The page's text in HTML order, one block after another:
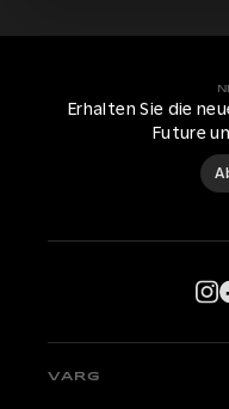
Erhalten Sie die
Future
VARG